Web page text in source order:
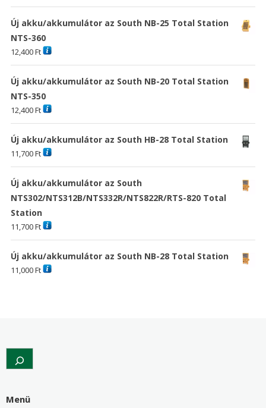
Új akku/akkumulátor az South NB-25 Total Station
NTS-360
12,400Ft
Új akku/akkumulátor az South NB-20 Total Station
NTS-350
12,400Ft
Új akku/akkumulátor az South HB-28 Total Station
11,700Ft
Új akku/akkumulátor az South
NTS302/NTS312B/NTS332R/NTS822R/RTS-820 Total
Station
11,700Ft
Új akku/akkumulátor az South NB-28 Total Station
11,000Ft
Search
Menü